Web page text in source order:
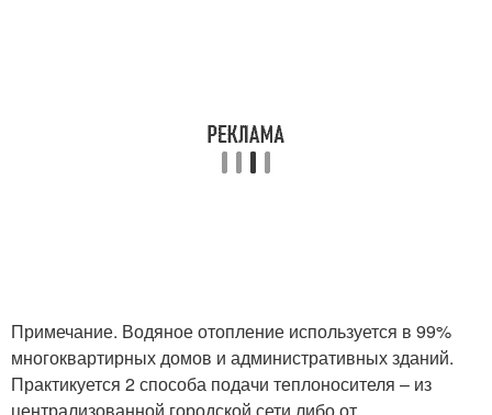
Примечание. Водяное отопление используется в 99%
многоквартирных домов и административных зданий.
Практикуется 2 способа подачи теплоносителя – из